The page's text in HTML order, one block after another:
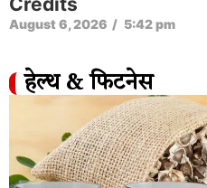
August 6, 2026 / 5:42 pm
हेल्थ & फिटनेस